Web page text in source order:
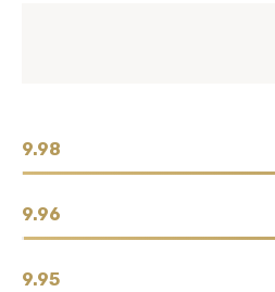
9.98
9.96
9.95